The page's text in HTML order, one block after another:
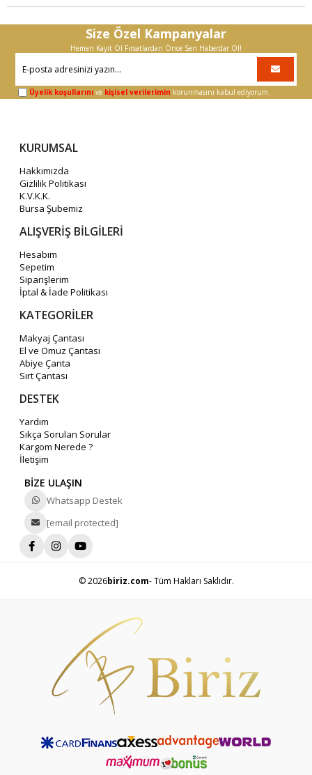
Size Özel Kampanyalar
Hemen Kayıt Ol Fırsatlardan Önce Sen Haberdar Ol!
Üyelik koşullarını ve kişisel verilerimin korunmasını kabul ediyorum.
KURUMSAL
Hakkımızda
Gizlilik Politikası
K.V.K.K.
Bursa Şubemiz
ALIŞVERİŞ BİLGİLERİ
Hesabım
Sepetim
Siparişlerim
İptal & İade Politikası
KATEGORİLER
Makyaj Çantası
El ve Omuz Çantası
Abiye Çanta
Sırt Çantası
DESTEK
Yardım
Sıkça Sorulan Sorular
Kargom Nerede ?
İletişim
BİZE ULAŞIN
Whatsapp Destek
[email protected]
© 2026biriz.com- Tüm Hakları Saklıdır.